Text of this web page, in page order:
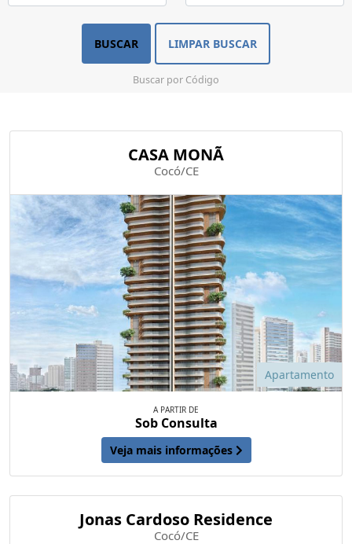
BUSCAR LIMPAR BUSCAR
Buscar por Código
CASA MONÃ
Cocó/CE
Apartamento
A PARTIR DE
Sob Consulta
Veja mais informações
Jonas Cardoso Residence
Cocó/CE